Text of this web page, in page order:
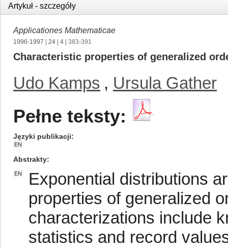
Artykuł - szczegóły
Applicationes Mathematicae
1996-1997 24 4 | 383-391
Characteristic properties of generalized
Udo Kamps , Ursula Gather
Pełne teksty:
Języki publikacji
EN
Abstrakty
EN
Exponential distributions
properties of generalized
characterizations include
statistics and record